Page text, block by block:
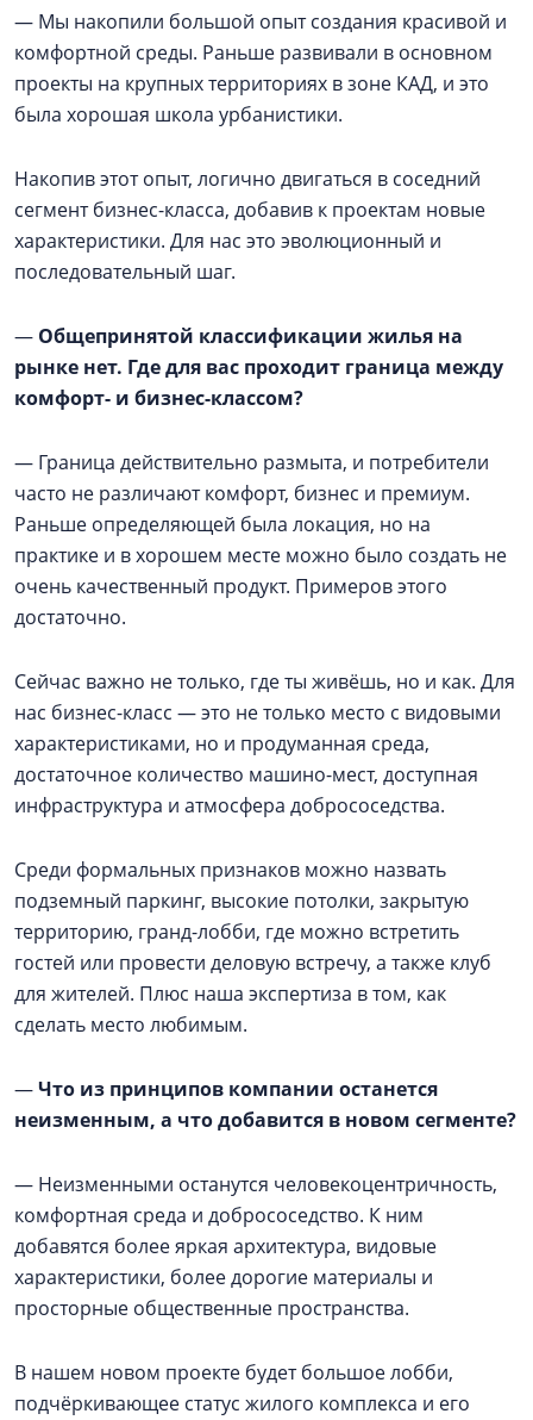
— Мы накопили большой опыт создания красивой и
комфортной среды. Раньше развивали в основном
проекты на крупных территориях в зоне КАД, и это
была хорошая школа урбанистики.
Накопив этот опыт, логично двигаться в соседний
сегмент бизнес-класса, добавив к проектам новые
характеристики. Для нас это эволюционный и
последовательный шаг.
— Общепринятой классификации жилья на
рынке нет. Где для вас проходит граница между
комфорт- и бизнес-классом?
— Граница действительно размыта, и потребители
часто не различают комфорт, бизнес и премиум.
Раньше определяющей была локация, но на
практике и в хорошем месте можно было создать не
очень качественный продукт. Примеров этого
достаточно.
Сейчас важно не только, где ты живёшь, но и как. Для
нас бизнес-класс — это не только место с видовыми
характеристиками, но и продуманная среда,
достаточное количество машино-мест, доступная
инфраструктура и атмосфера добрососедства.
Среди формальных признаков можно назвать
подземный паркинг, высокие потолки, закрытую
территорию, гранд-лобби, где можно встретить
гостей или провести деловую встречу, а также клуб
для жителей. Плюс наша экспертиза в том, как
сделать место любимым.
—Что из принципов компании останется
неизменным, а что добавится в новом сегменте?
— Неизменными останутся человекоцентричность,
комфортная среда и добрососедство. К ним
добавятся более яркая архитектура, видовые
характеристики, более дорогие материалы и
просторные общественные пространства.
В нашем новом проекте будет большое лобби,
подчёркивающее статус жилого комплекса и его